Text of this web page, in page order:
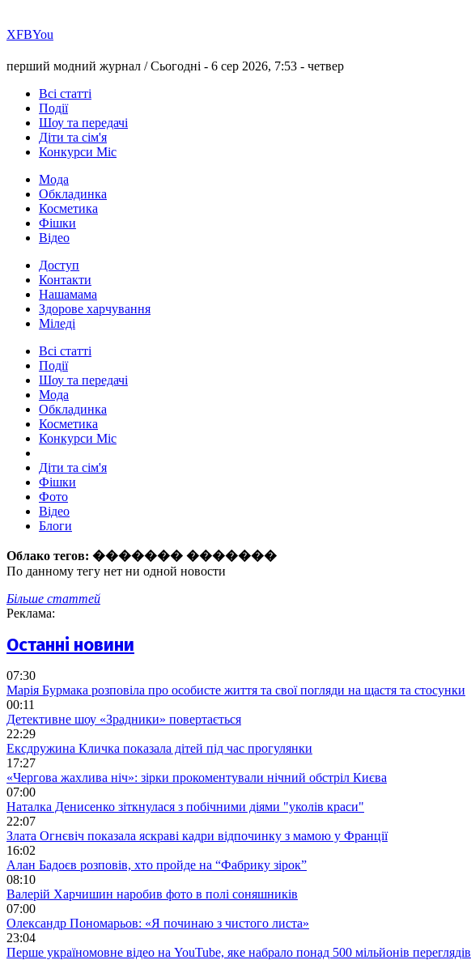
ХFBYou
перший модний журнал /Сьогодні - 6 сер 2026, 7:53 - четвер
Всі статті
Події
Шоу та передачі
Діти та сім'я
Конкурси Міс
Мода
Обкладинка
Косметика
Фішки
Відео
Доступ
Контакти
Нашамама
Здорове харчування
Міледі
Всі статті
Події
Шоу та передачі
Мода
Обкладинка
Косметика
Конкурси Міс
Діти та сім'я
Фішки
Фото
Відео
Блоги
Облако тегов: ������� �������
По данному тегу нет ни одной новости
Більше статтей
Реклама:
Останні новини
07:30
Марія Бурмака розповіла про особисте життя та свої погляди на щастя та стосунки
00:11
Детективне шоу «Зрадники» повертається
22:29
Ексдружина Кличка показала дітей під час прогулянки
17:27
«Чергова жахлива ніч»: зірки прокоментували нічний обстріл Києва
07:00
Наталка Денисенко зіткнулася з побічними діями "уколів краси"
22:07
Злата Огнєвіч показала яскраві кадри відпочинку з мамою у Франції
16:02
Алан Бадоєв розповів, хто пройде на “Фабрику зірок”
08:10
Валерій Харчишин наробив фото в полі соняшників
07:00
Олександр Пономарьов: «Я починаю з чистого листа»
23:04
Перше україномовне відео на YouTube, яке набрало понад 500 мільйонів переглядів